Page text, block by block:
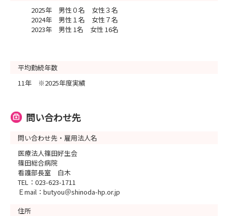
2025年 男性０名 女性３名
2024年 男性１名 女性７名
2023年 男性 1名 女性 16名
平均勤続年数
11年 ※2025年度実績
問い合わせ先
問い合わせ先・雇用法人名
医療法人篠田好生会
篠田総合病院
看護部長室 白木
TEL：023-623-1711
Ｅmail：butyou＠shinoda-hp.or.jp
住所